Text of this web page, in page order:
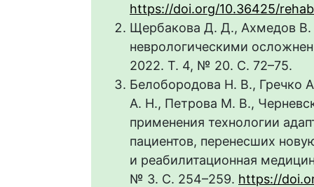
https://doi.org/10.36425/
Щербакова Д. Д., Ахмедов В.
неврологическими
2022. Т. 4, № 20. С. 72–75.
Белобородова Н. В., Гречко
А. Н., Петрова М. В.,
применения технологии
пациентов, перенесших
и реабилитационная
№ 3. С. 254–259. https://